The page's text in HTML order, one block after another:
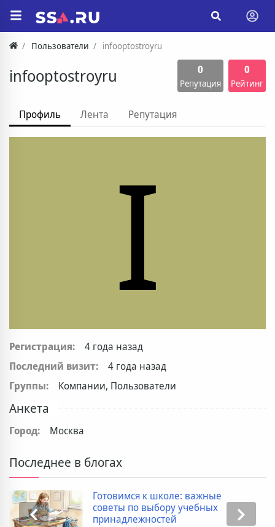
Пользователи infooptostroyru
infooptostroyru 0
Репутация
0
Рейтинг
Профиль Лента Репутация
I
Регистрация:
4 года назад
Последний визит:
4 года назад
Группы:
Компании, Пользователи
Анкета
Город: Москва
Последнее в блогах
Готовимся к школе: важные
советы по выбору учебных
принадлежностей